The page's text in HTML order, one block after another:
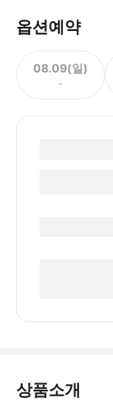
옵션예약
08.09(일)
-
상품소개